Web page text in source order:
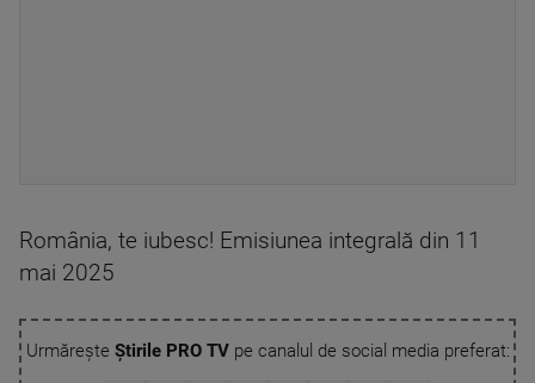
România, te iubesc! Emisiunea integrală din 11
mai 2025
Urmărește Știrile PRO TVpe canalul de social media preferat: